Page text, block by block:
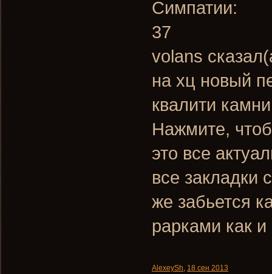
Симпатии:
37
volans
на хц новый
квалити
Нажмите,
это все
все закладки
же забьется
рарками как
AlexeySh, 18 сен 2013